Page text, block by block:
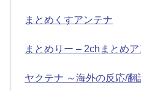
まとめくすアンテナ
まとめりー – 2chまとめ
ヤクテナ ～海外の反応/翻